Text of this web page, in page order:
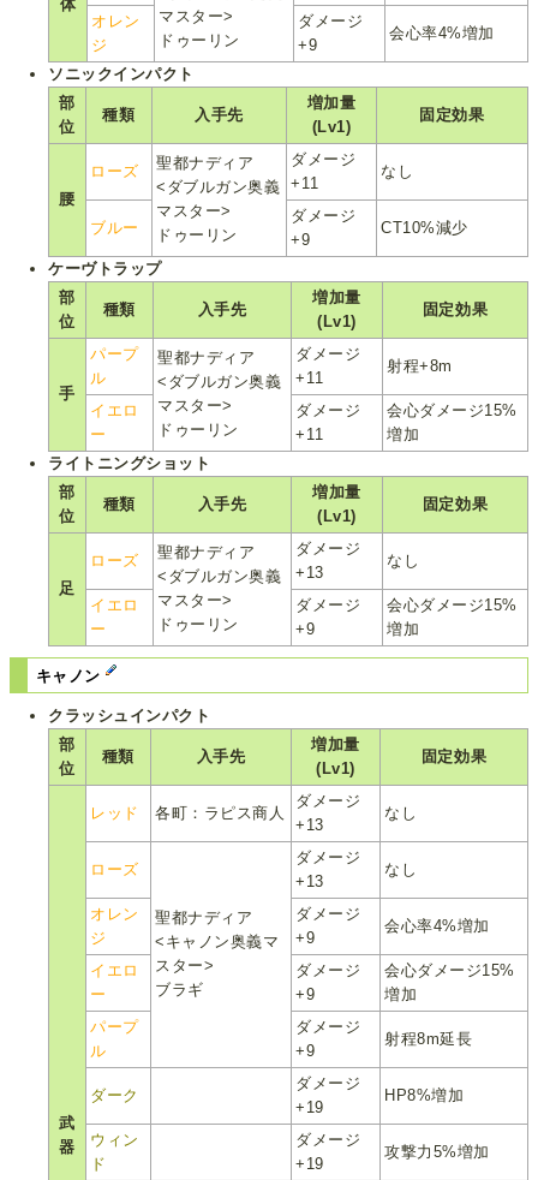
体
マスター>
ドゥーリン
オレン
ジ
ダメージ
+9
会心率4%増加
ソニックインパクト
部
位
種類 入手先
増加量
(Lv1)
固定効果
腰
ローズ
聖都ナディア
<ダブルガン奥義
マスター>
ドゥーリン
ダメージ
+11
なし
ブルー
ダメージ
+9
CT10%減少
ケーヴトラップ
部
位
種類 入手先
増加量
(Lv1)
固定効果
手
パープ
ル
聖都ナディア
<ダブルガン奥義
マスター>
ドゥーリン
ダメージ
+11
射程+8m
イエロ
ー
ダメージ
+11
会心ダメージ15%
増加
ライトニングショット
部
位
種類 入手先
増加量
(Lv1)
固定効果
足
ローズ
聖都ナディア
<ダブルガン奥義
マスター>
ドゥーリン
ダメージ
+13
なし
イエロ
ー
ダメージ
+9
会心ダメージ15%
増加
キャノン
クラッシュインパクト
部
位
種類 入手先
増加量
(Lv1)
固定効果
武
器
レッド 各町：ラピス商人
ダメージ
+13
なし
ローズ
聖都ナディア
<キャノン奥義マ
スター>
ブラギ
ダメージ
+13
なし
オレン
ジ
ダメージ
+9
会心率4%増加
イエロ
ー
ダメージ
+9
会心ダメージ15%
増加
パープ
ル
ダメージ
+9
射程8m延長
ダーク
ダメージ
+19
HP8%増加
ウィン
ド
ダメージ
+19
攻撃力5%増加